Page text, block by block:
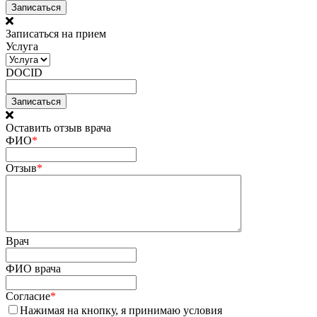
Записаться
Записаться на прием
Услуга
DOCID
Оставить отзыв врача
ФИО*
Отзыв*
Врач
ФИО врача
Согласие*
Нажимая на кнопку, я принимаю условия